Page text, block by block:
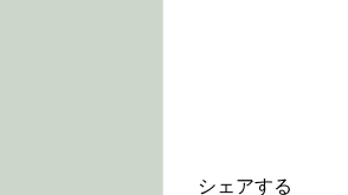
シェアする